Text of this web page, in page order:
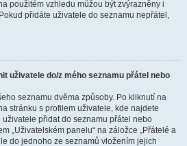
použitém vzhledu můžou být zvýrazněny i
přidáte uživatele do seznamu nepřátel,
uživatele do/z mého seznamu přátel nebo
seznamu dvěma způsoby. Po kliknutí na
stránku s profilem uživatele, kde najdete
přidat do seznamu přátel nebo
„Uživatelském panelu“ na záložce „Přátelé a
do jednoho ze seznamů vložením jejich